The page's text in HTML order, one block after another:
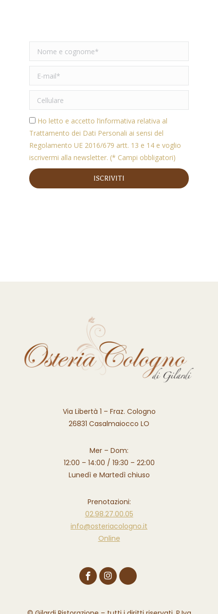
Ho letto e accetto l’informativa relativa al
Trattamento dei Dati Personali ai sensi del
Regolamento UE 2016/679 artt. 13 e 14 e voglio
iscrivermi alla newsletter. (* Campi obbligatori)
Via Libertà 1 – Fraz. Cologno
26831 Casalmaiocco LO
Mer – Dom:
12:00 – 14:00 / 19:30 – 22:00
Lunedì e Martedì chiuso
Prenotazioni:
02.98.27.00.05
info@osteriacologno.it
Online